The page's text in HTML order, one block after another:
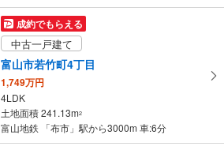
成約でもらえる
中古一戸建て
富山市若竹町4丁目
1,749万円
4LDK
土地面積 241.13m2
富山地鉄 「布市」駅から3000m 車:6分